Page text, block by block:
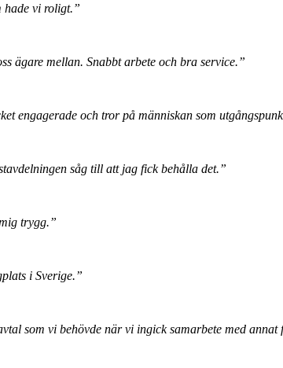
hade vi roligt.”
ägare mellan. Snabbt arbete och bra service.”
engagerade och tror på människan som
såg till att jag fick behålla det.”
trygg.”
i Sverige.”
som vi behövde när vi ingick samarbete med annat